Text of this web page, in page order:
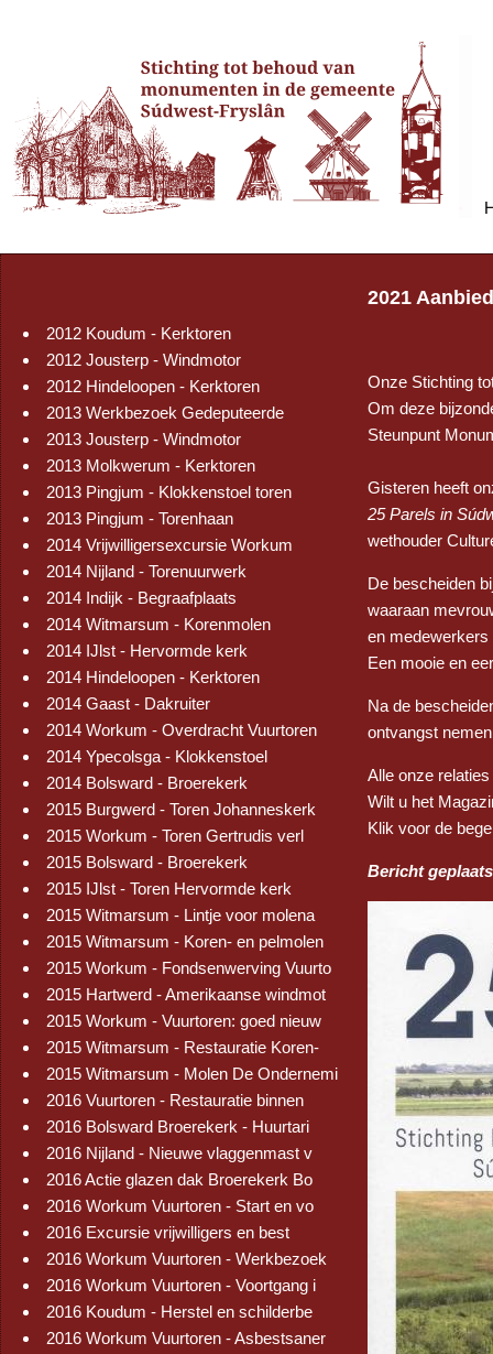
2012 Koudum - Kerktoren
2012 Jousterp - Windmotor
2012 Hindeloopen - Kerktoren
2013 Werkbezoek Gedeputeerde
2013 Jousterp - Windmotor
2013 Molkwerum - Kerktoren
2013 Pingjum - Klokkenstoel toren
2013 Pingjum - Torenhaan
2014 Vrijwilligersexcursie Workum
2014 Nijland - Torenuurwerk
2014 Indijk - Begraafplaats
2014 Witmarsum - Korenmolen
2014 IJlst - Hervormde kerk
2014 Hindeloopen - Kerktoren
2014 Gaast - Dakruiter
2014 Workum - Overdracht Vuurtoren
2014 Ypecolsga - Klokkenstoel
2014 Bolsward - Broerekerk
2015 Burgwerd - Toren Johanneskerk
2015 Workum - Toren Gertrudis verl
2015 Bolsward - Broerekerk
2015 IJlst - Toren Hervormde kerk
2015 Witmarsum - Lintje voor molena
2015 Witmarsum - Koren- en pelmolen
2015 Workum - Fondsenwerving Vuurto
2015 Hartwerd - Amerikaanse windmot
2015 Workum - Vuurtoren: goed nieuw
2015 Witmarsum - Restauratie Koren-
2015 Witmarsum - Molen De Ondernemi
2016 Vuurtoren - Restauratie binnen
2016 Bolsward Broerekerk - Huurtari
2016 Nijland - Nieuwe vlaggenmast v
2016 Actie glazen dak Broerekerk Bo
2016 Workum Vuurtoren - Start en vo
2016 Excursie vrijwilligers en best
2016 Workum Vuurtoren - Werkbezoek
2016 Workum Vuurtoren - Voortgang i
2016 Koudum - Herstel en schilderbe
2016 Workum Vuurtoren - Asbestsaner
2021
Onze Stichting
Om deze
Steunpunt
Gisteren heeft
25 Parels in
wethouder
De bescheiden
waaraan
en
Een mooie en
Na de
ontvangst
Alle onze
Wilt u het
Klik voor de
Bericht